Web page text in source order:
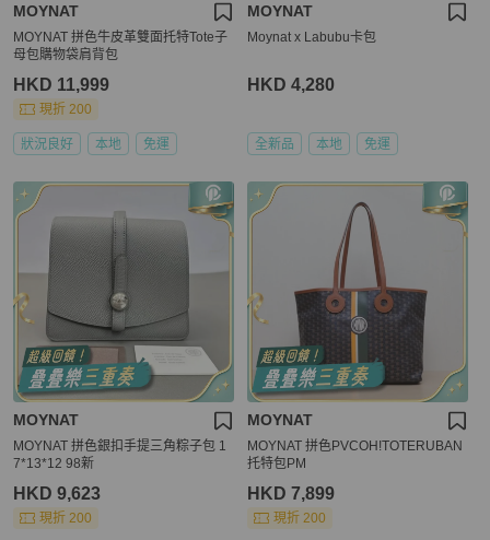
MOYNAT
MOYNAT 拼色牛皮革雙面托特Tote子
母包購物袋肩背包
HKD 11,999
現折 200
狀況良好 本地 免運
MOYNAT
Moynat x Labubu卡包
HKD 4,280
全新品 本地 免運
MOYNAT
MOYNAT 拼色銀扣手提三角粽子包 1
7*13*12 98新
HKD 9,623
現折 200
MOYNAT
MOYNAT 拼色PVCOH!TOTERUBAN
托特包PM
HKD 7,899
現折 200